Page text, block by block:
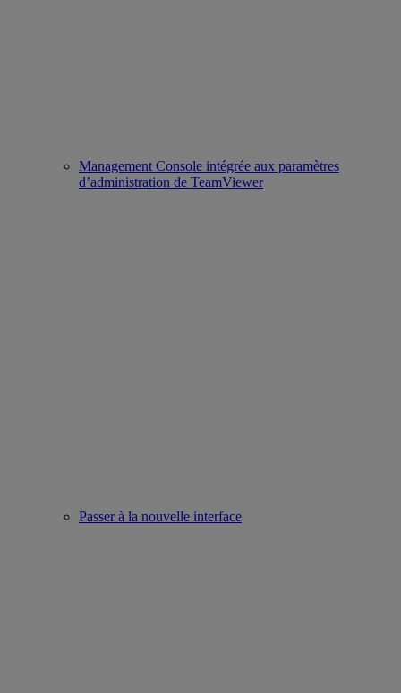
Management Console intégrée aux paramètres
d’administration de TeamViewer
Passer à la nouvelle interface